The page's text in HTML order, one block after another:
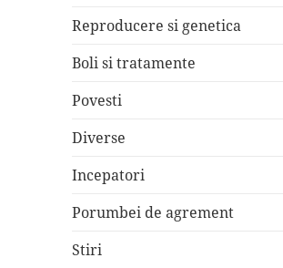
Reproducere si genetica
Boli si tratamente
Povesti
Diverse
Incepatori
Porumbei de agrement
Stiri